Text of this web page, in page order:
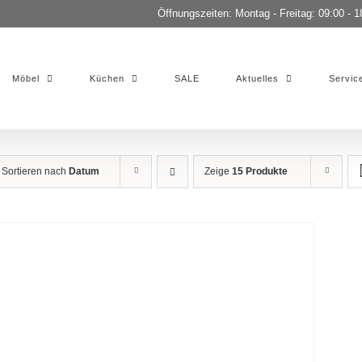
Öffnungszeiten: Montag - Freitag: 09:00 -
Möbel Küchen SALE Aktuelles
Sortieren nach Datum Zeige15 Produkte